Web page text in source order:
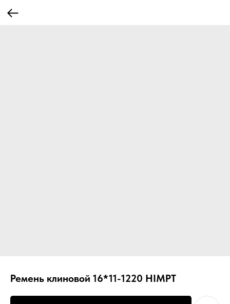
Ремень клиновой 16*11-1220 HIMPT